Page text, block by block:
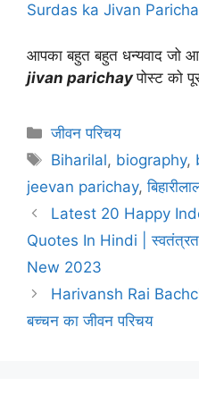
Surdas ka Jivan
आपका बहुत बहुत धन्यवाद जो
jivan parichay पोस्ट को
Categories
जीवन परिचय
Tags
Biharilal, biography,
jeevan parichay,
Latest 20 Happy
Quotes In Hindi |
New 2023
Harivansh Rai
बच्चन का जीवन परिचय